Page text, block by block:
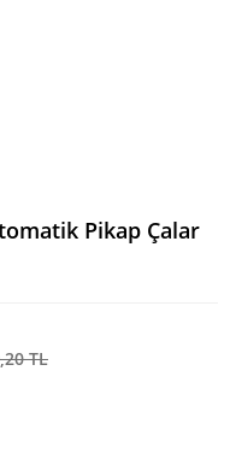
Pikap Çalar
TL